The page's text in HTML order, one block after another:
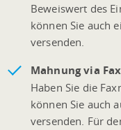
Beweiswert des
können Sie auch
versenden.
Mahnung via Fax
Haben Sie die
können Sie auch
versenden. Für